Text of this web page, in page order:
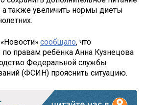
также увеличить нормы диеты
сообщало, что
правам ребёнка Анна Кузнецова
Федеральной службы
(ФСИН) прояснить ситуацию.